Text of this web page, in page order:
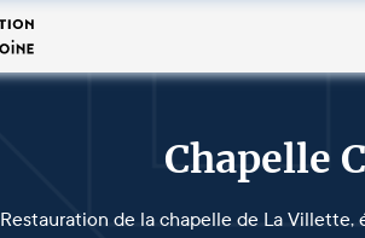
Chapelle
Restauration de la chapelle de La